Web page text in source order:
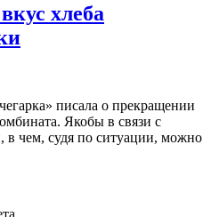
хлеба
писала о прекращении
Якобы в связи с
в чем, судя по ситуации, можно